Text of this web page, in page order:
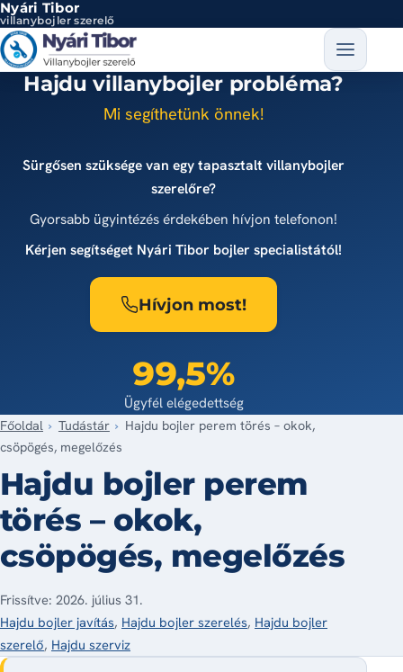
Ugrás a tartalomra
Nyári Tibor
villanybojler szerelő
Hajdu villanybojler probléma?
Mi segíthetünk önnek!
Sürgősen szüksége van egy tapasztalt villanybojler
szerelőre?
Gyorsabb ügyintézés érdekében hívjon telefonon!
Kérjen segítséget Nyári Tibor bojler specialistától!
Hívjon most!
99,5%
Ügyfél elégedettség
Főoldal Tudástár
Hajdu bojler perem törés – okok,
csöpögés, megelőzés
Hajdu bojler perem
törés – okok,
csöpögés, megelőzés
Frissítve: 2026. július 31.
Hajdu bojler javítás, Hajdu bojler szerelés, Hajdu bojler
szerelő, Hajdu szerviz